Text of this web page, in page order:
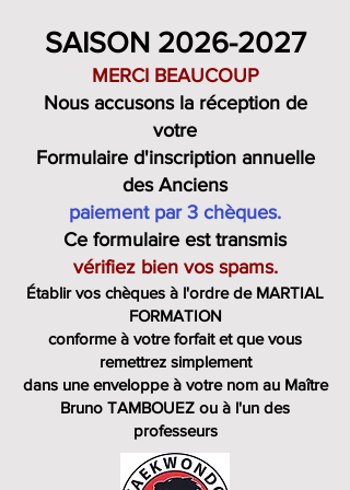
SAISON 2026-2027
MERCI BEAUCOUP
Nous accusons la réception de
votre
Formulaire d'inscription annuelle
des Anciens
paiement par 3 chèques.
Ce formulaire est transmis
vérifiez bien vos spams.
Établir vos chèques à l'ordre de MARTIAL
FORMATION
conforme à votre forfait et que vous
remettrez simplement
dans une enveloppe à votre nom au Maître
Bruno TAMBOUEZ ou à l'un des
professeurs